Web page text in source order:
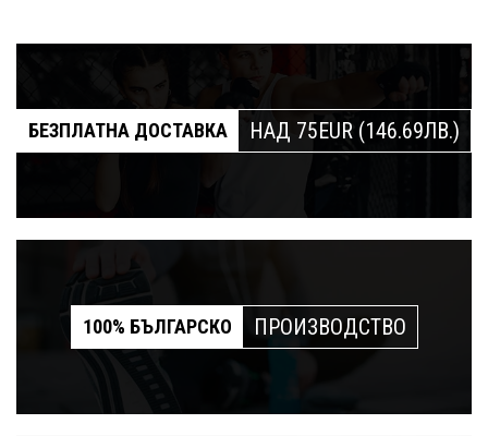
БЕЗПЛАТНА ДОСТАВКА НАД 75EUR (146.69ЛВ.)
100% БЪЛГАРСКО ПРОИЗВОДСТВО